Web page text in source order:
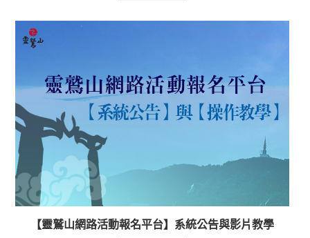
【靈鷲山網路活動報名平台】系統公告與影片教學